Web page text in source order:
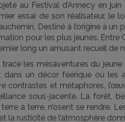
au Festival d’Annecy en juin
essai de son réalisateur, le
Destiné à l’origine à un
pour les plus jeunes.
long un amusant recueil de
les mésaventures du
dans un décor féérique où
contrastes et métaphores,
sous-jacente. La forêt,
à terre, n’osent se rendre.
la rusticité de l’atmosphère